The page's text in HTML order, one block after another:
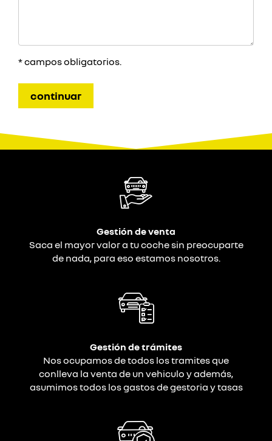
* campos obligatorios.
continuar
Nombre Completo
Telefono
He leído y acepto la
Gestión de venta
Saca el mayor valor a tu coche sin preocuparte
de nada, para eso estamos nosotros.
Gestión de trámites
Nos ocupamos de todos los tramites que
conlleva la venta de un vehiculo y además,
asumimos todos los gastos de gestoria y tasas